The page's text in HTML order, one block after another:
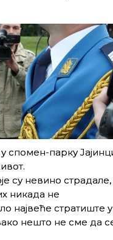
спомен-парку
су невино страдале,
никада не
највеће стратиште у
нешто не сме да